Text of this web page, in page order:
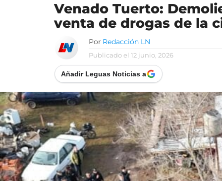
Venado Tuerto:
venta de drogas de la
Por Redacción LN
Publicado el 12 junio, 2026
Añadir Leguas Noticias a